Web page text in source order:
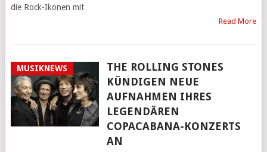
die Rock-Ikonen mit
Read More
MUSIKNEWS
THE ROLLING STONES
KÜNDIGEN NEUE
AUFNAHMEN IHRES
LEGENDÄREN
COPACABANA-KONZERTS
AN